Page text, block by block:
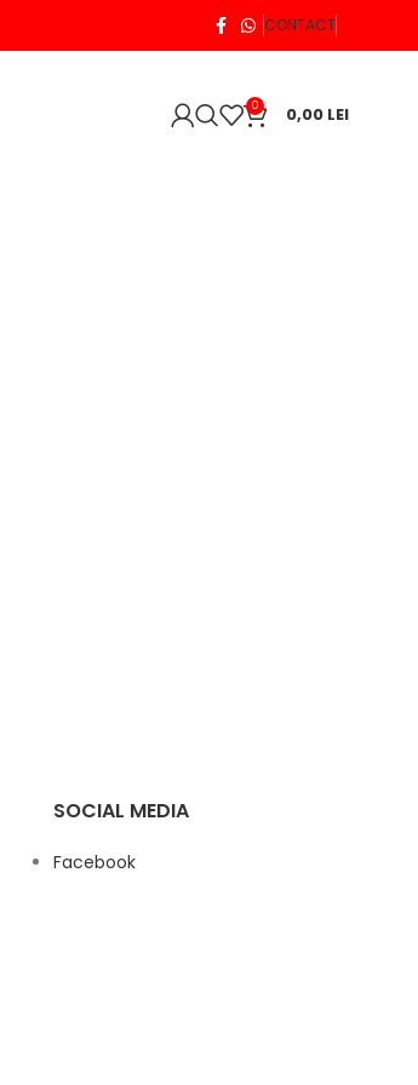
CONTACT
0 0,00 LEI
SOCIAL MEDIA
Facebook